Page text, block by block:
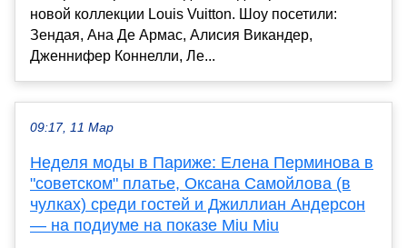
новой коллекции Louis Vuitton. Шоу посетили:
Зендая, Ана Де Армас, Алисия Викандер,
Дженнифер Коннелли, Ле...
09:17, 11 Мар
Неделя моды в Париже: Елена Перминова в
"советском" платье, Оксана Самойлова (в
чулках) среди гостей и Джиллиан Андерсон
— на подиуме на показе Miu Miu